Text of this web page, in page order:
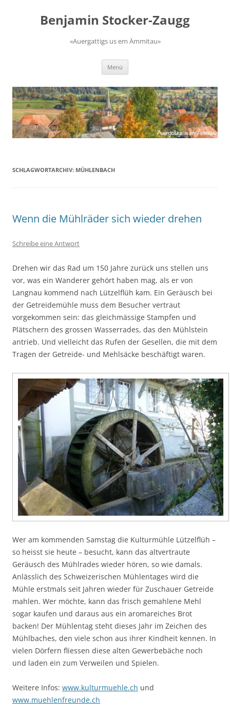
springenBenjamin Stocker-Zaugg
«Auergattigs us em Ämmitau»
Menü
SCHLAGWORTARCHIV: MÜHLENBACH
Wenn die Mühlräder sich wieder drehen
Schreibe eine Antwort
Drehen wir das Rad um 150 Jahre zurück uns stellen uns
vor, was ein Wanderer gehört haben mag, als er von
Langnau kommend nach Lützelflüh kam. Ein Geräusch bei
der Getreidemühle muss dem Besucher vertraut
vorgekommen sein: das gleichmässige Stampfen und
Plätschern des grossen Wasserrades, das den Mühlstein
antrieb. Und vielleicht das Rufen der Gesellen, die mit dem
Tragen der Getreide- und Mehlsäcke beschäftigt waren.
Wer am kommenden Samstag die Kulturmühle Lützelflüh –
so heisst sie heute – besucht, kann das altvertraute
Geräusch des Mühlrades wieder hören, so wie damals.
Anlässlich des Schweizerischen Mühlentages wird die
Mühle erstmals seit Jahren wieder für Zuschauer Getreide
mahlen. Wer möchte, kann das frisch gemahlene Mehl
sogar kaufen und daraus aus ein aromareiches Brot
backen! Der Mühlentag steht dieses Jahr im Zeichen des
Mühlbaches, den viele schon aus ihrer Kindheit kennen. In
vielen Dörfern fliessen diese alten Gewerbebäche noch
und laden ein zum Verweilen und Spielen.
Weitere Infos: www.kulturmuehle.ch und
www.muehlenfreunde.ch